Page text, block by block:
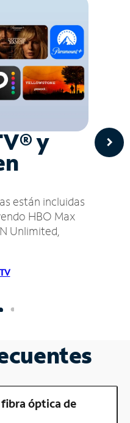
y
están incluidas
HBO Max
Unlimited,
óptica de